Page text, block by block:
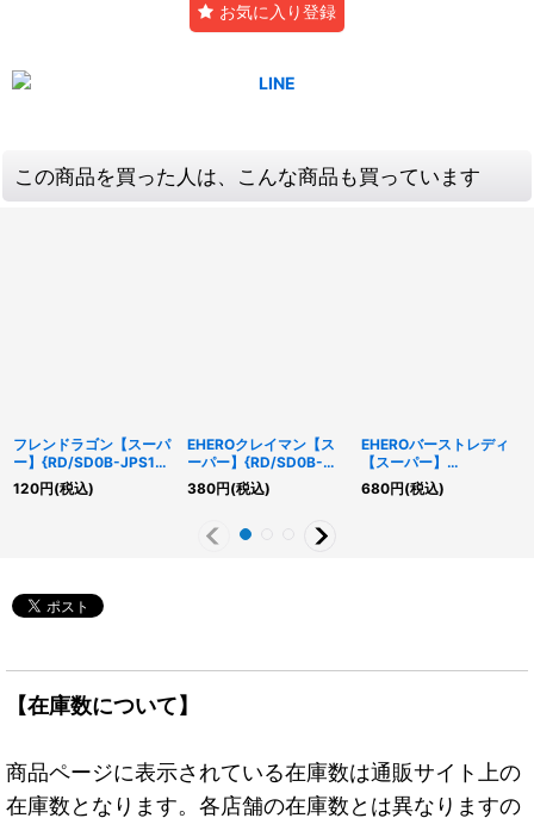
お気に入り登録
この商品を買った人は、こんな商品も買っています
フレンドラゴン【スーパ
ー】{RD/SD0B-JPS12}
《RDモンスター》
120円(税込)
EHEROクレイマン【ス
ーパー】{RD/SD0B-
JPS07}《RDモンスタ
ー》
380円(税込)
EHEROバーストレディ
【スーパー】
{RD/SD0B-JPS08}
《RDモンスター》
680円(税込)
【在庫数について】
商品ページに表示されている在庫数は通販サイト上の
在庫数となります。各店舗の在庫数とは異なりますの